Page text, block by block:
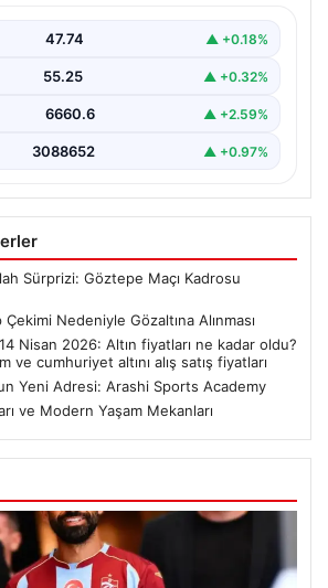
Keskin, klip çekimi sırasında silah…
47.74 ▲ +0.18%
55.25 ▲ +0.32%
6660.6 ▲ +2.59%
3088652 ▲ +0.97%
Sürprizi: Göztepe Maçı Kadrosu
Çekimi Nedeniyle Gözaltına Alınması
Nisan 2026: Altın fiyatları ne kadar oldu?
ve cumhuriyet altını alış satış fiyatları
Yeni Adresi: Arashi Sports Academy
ve Modern Yaşam Mekanları